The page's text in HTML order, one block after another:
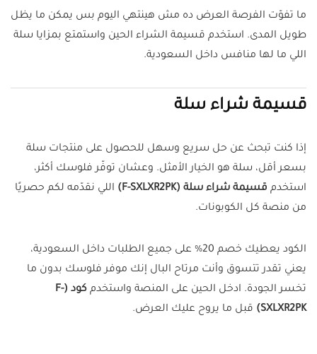
ما تفوّت الفرصة العرض ده مش هينتهي اليوم بس يمكن ما يظل
طويل المدى. استخدم قسيمة الشراء الحين واستمتع بمزايا سلة
اللي ما لها منافس داخل السعودية.
قسيمة شراء سلة
إذا كنت تبحث عن حل سريع وسهل للحصول على منتجات سلة
بسعر أقل، سلة هو الخيار الأمثل. وعشان توفّر فلوسك أكثر،
استخدم قسيمة شراء سلة (F-SXLXR2PK)
اللي نقدّمه لكم حصريًا
من منصة كل الكوبونات.
الكود يعطيك خصم 20% على جميع الطلبات داخل السعودية،
يعني تقدر تتسوق وأنت مرتاح البال إنك موفر فلوسك بدون ما
تخسر الجودة. ادخل الحين على المنصة واستخدم
كود (F-
SXLXR2PK)
قبل ما يروح عليك العرض.